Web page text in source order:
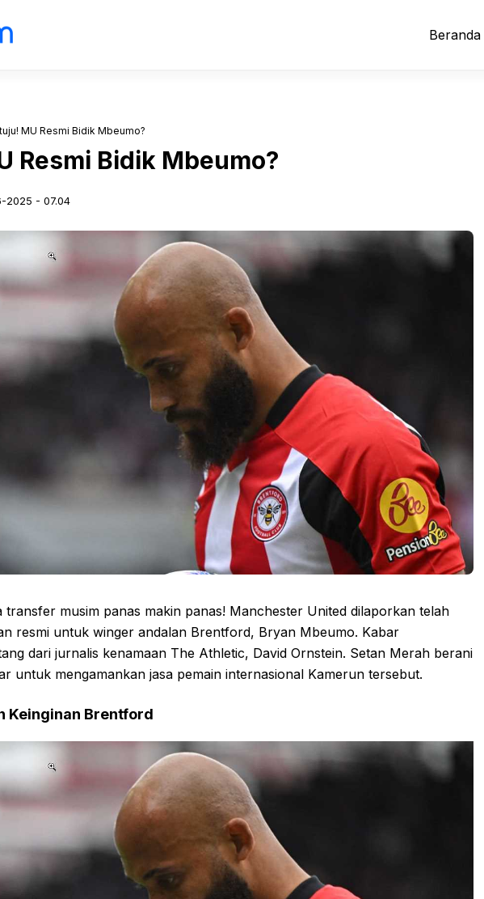
Beranda
MU Resmi Bidik Mbeumo?
Resmi Bidik Mbeumo?
2025 - 07.04
transfer musim panas makin panas! Manchester United dilaporkan telah
resmi untuk winger andalan Brentford, Bryan Mbeumo. Kabar
dari jurnalis kenamaan The Athletic, David Ornstein. Setan Merah berani
untuk mengamankan jasa pemain internasional Kamerun tersebut.
Keinginan Brentford